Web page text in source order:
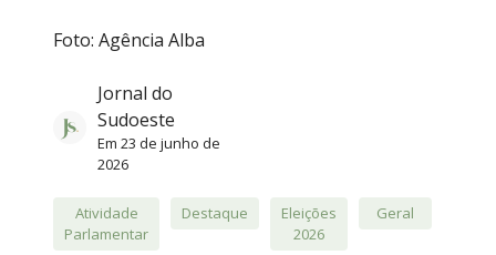
Foto: Agência Alba
Jornal do
Sudoeste
Em 23 de junho de
2026
Atividade
Parlamentar
Destaque
Eleições
2026
Geral